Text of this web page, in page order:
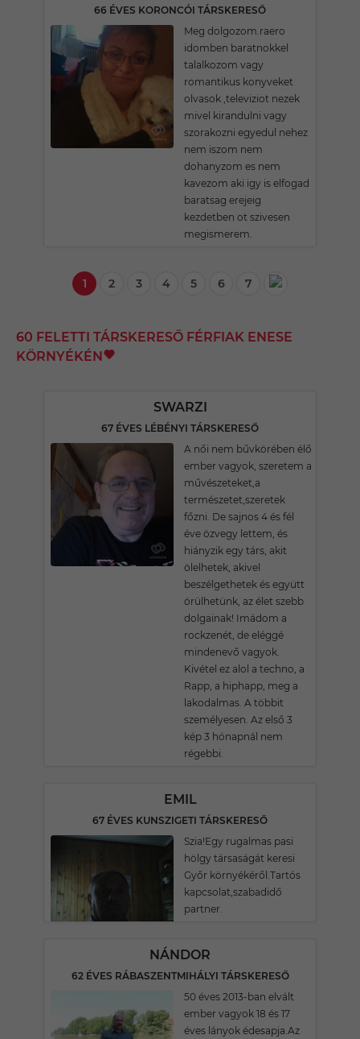
66 ÉVES KORONCÓI TÁRSKERESŐ
Meg dolgozom.raero
idomben baratnokkel
talalkozom vagy
romantikus konyveket
olvasok ,televiziot nezek
mivel kirandulni vagy
szorakozni egyedul nehez
nem iszom nem
dohanyzom es nem
kavezom aki igy is elfogad
baratsag erejeig
kezdetben ot szivesen
megismerem.
1 2 3 4 5 6 7
60 FELETTI TÁRSKERESŐ FÉRFIAK ENESE
KÖRNYÉKÉN
SWARZI
67 ÉVES LÉBÉNYI TÁRSKERESŐ
A női nem bűvkörében élő
ember vagyok, szeretem a
művészeteket,a
természetet,szeretek
főzni. De sajnos 4 és fél
éve özvegy lettem, és
hiányzik egy társ, akit
ölelhetek, akivel
beszélgethetek és együtt
örülhetünk, az élet szebb
dolgainak! Imádom a
rockzenét, de eléggé
mindenevő vagyok.
Kivétel ez alol a techno, a
Rapp, a hiphapp, meg a
lakodalmas. A többit
személyesen. Az első 3
kép 3 hónapnál nem
régebbi.
EMIL
67 ÉVES KUNSZIGETI TÁRSKERESŐ
Szia!Egy rugalmas pasi
hölgy társaságát keresi
Győr környékéről.Tartós
kapcsolat,szabadidő
partner.
NÁNDOR
62 ÉVES RÁBASZENTMIHÁLYI TÁRSKERESŐ
50 éves 2013-ban elvált
ember vagyok 18 és 17
éves lányok édesapja.Az